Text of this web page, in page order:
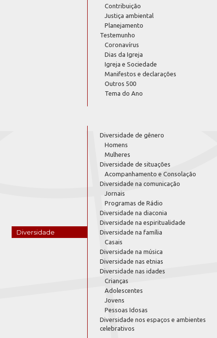
Contribuição
Justiça ambiental
Planejamento
Testemunho
Coronavírus
Dias da Igreja
Igreja e Sociedade
Manifestos e declarações
Outros 500
Tema do Ano
Diversidade
Diversidade de gênero
Homens
Mulheres
Diversidade de situações
Acompanhamento e Consolação
Diversidade na comunicação
Jornais
Programas de Rádio
Diversidade na diaconia
Diversidade na espiritualidade
Diversidade na família
Casais
Diversidade na música
Diversidade nas etnias
Diversidade nas idades
Crianças
Adolescentes
Jovens
Pessoas Idosas
Diversidade nos espaços e ambientes
celebrativos